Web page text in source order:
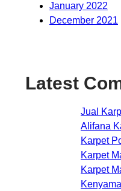
January 2022
December 2021
Latest
Jual
Alifana
Karpet
Karpet
Karpet